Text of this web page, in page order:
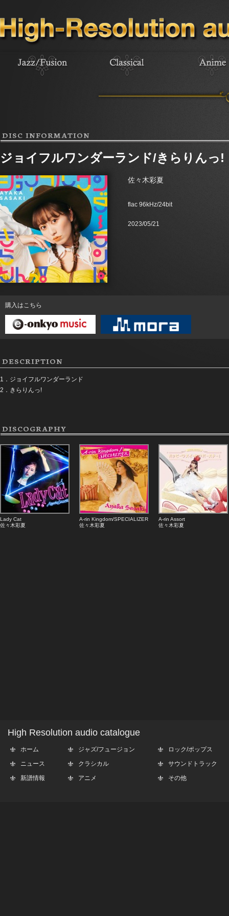
DISC INFORMATION
ジョイフルワンダーランド/きらりんっ!
佐々木彩夏
flac 96kHz/24bit
2023/05/21
購入はこちら
DESCRIPTION
1．ジョイフルワンダーランド
2．きらりんっ!
DISCOGRAPHY
Lady Cat
佐々木彩夏
A-rin Kingdom/SPECIALIZER
佐々木彩夏
A-rin Assort
佐々木彩夏
High Resolution audio catalogue
ホーム
ニュース
新譜情報
ジャズ/フュージョン
クラシカル
アニメ
ロック/ポップス
サウンドトラック
その他